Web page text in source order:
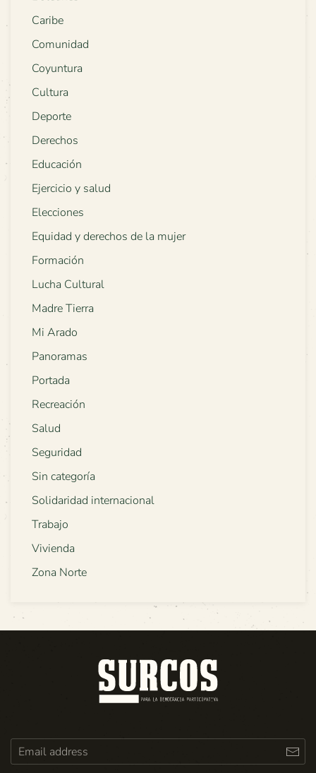
Caribe
Comunidad
Coyuntura
Cultura
Deporte
Derechos
Educación
Ejercicio y salud
Elecciones
Equidad y derechos de la mujer
Formación
Lucha Cultural
Madre Tierra
Mi Arado
Panoramas
Portada
Recreación
Salud
Seguridad
Sin categoría
Solidaridad internacional
Trabajo
Vivienda
Zona Norte